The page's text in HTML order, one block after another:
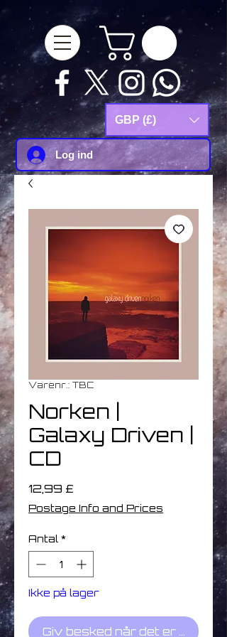
verification=Js9RvVdUtv_0G8HdwWtoaYqWQgeJGSf5KM-Husce4Co
GBP (£)
Log ind
Varenr.: TBC
Norken |
Galaxy Driven |
CD
12,99 £
Postage Info and Prices
Antal *
Ikke på lager
Giv besked når det er på lager